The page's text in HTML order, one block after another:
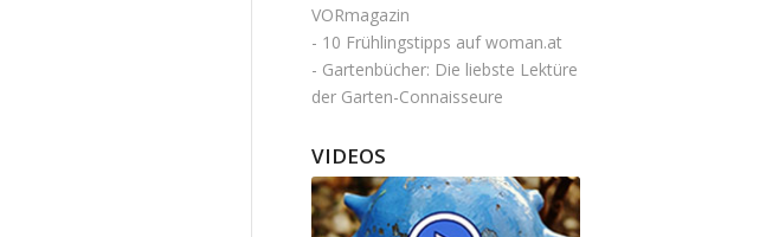
VORmagazin
- 10 Frühlingstipps auf woman.at
- Gartenbücher: Die liebste Lektüre
der Garten-Connaisseure
VIDEOS